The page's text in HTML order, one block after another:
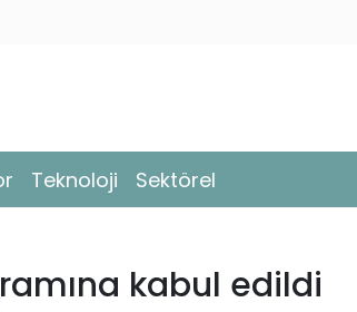
Teknoloji Sektörel
kabul edildi